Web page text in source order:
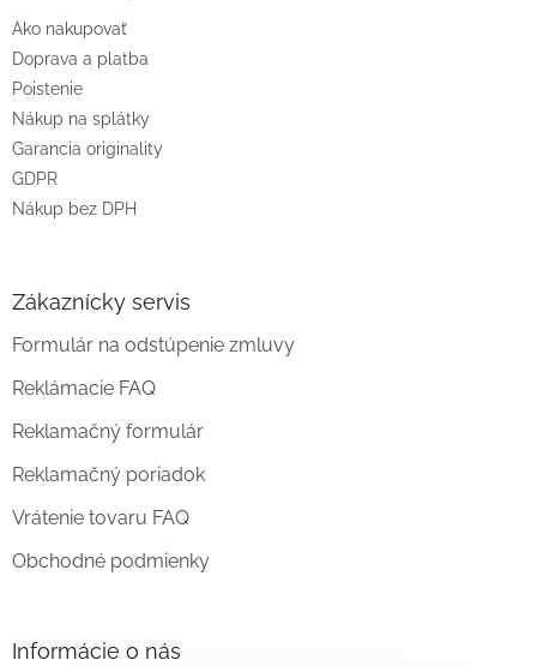
Ako nakupovať
Doprava a platba
Poistenie
Nákup na splátky
Garancia originality
GDPR
Nákup bez DPH
Zákaznícky servis
Formulár na odstúpenie zmluvy
Reklámacie FAQ
Reklamačný formulár
Reklamačný poriadok
Vrátenie tovaru FAQ
Obchodné podmienky
Informácie o nás